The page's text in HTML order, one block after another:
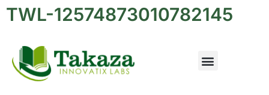
TWL-12574873010782145